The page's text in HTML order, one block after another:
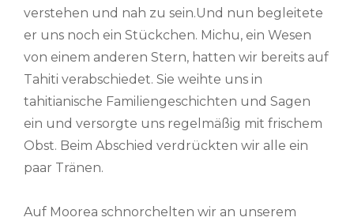
verstehen und nah zu sein.Und nun begleitete
er uns noch ein Stückchen. Michu, ein Wesen
von einem anderen Stern, hatten wir bereits auf
Tahiti verabschiedet. Sie weihte uns in
tahitianische Familiengeschichten und Sagen
ein und versorgte uns regelmäßig mit frischem
Obst. Beim Abschied verdrückten wir alle ein
paar Tränen.
Auf Moorea schnorchelten wir an unserem